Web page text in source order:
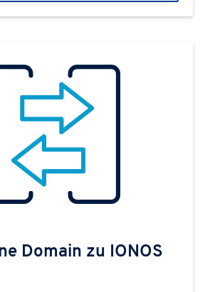
Domain zu IONOS